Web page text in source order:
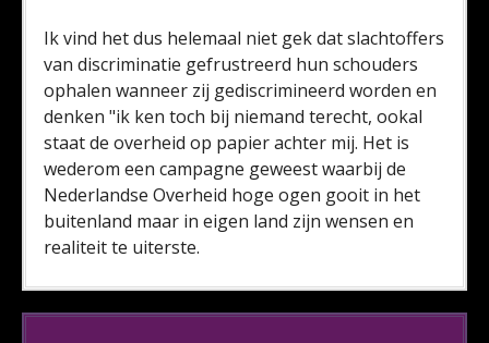
Ik vind het dus helemaal niet gek dat slachtoffers
van discriminatie gefrustreerd hun schouders
ophalen wanneer zij gediscrimineerd worden en
denken "ik ken toch bij niemand terecht, ookal
staat de overheid op papier achter mij. Het is
wederom een campagne geweest waarbij de
Nederlandse Overheid hoge ogen gooit in het
buitenland maar in eigen land zijn wensen en
realiteit te uiterste.